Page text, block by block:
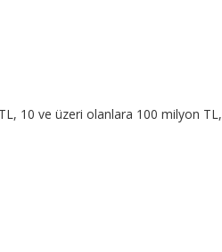
TL, 10 ve üzeri olanlara 100 milyon TL,